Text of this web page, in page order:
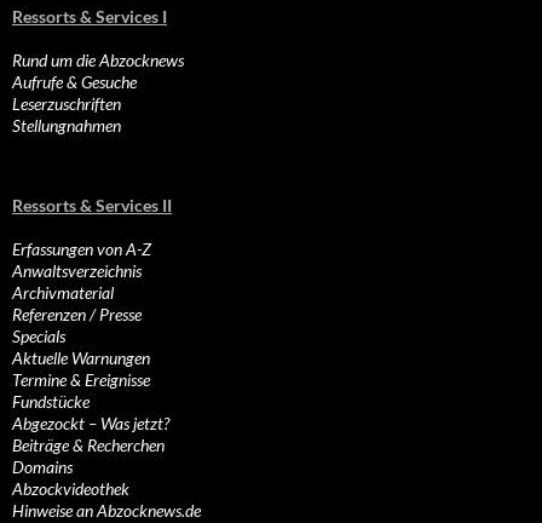
Ressorts & Services I
Rund um die Abzocknews
Aufrufe & Gesuche
Leserzuschriften
Stellungnahmen
Ressorts & Services II
Erfassungen von A-Z
Anwaltsverzeichnis
Archivmaterial
Referenzen / Presse
Specials
Aktuelle Warnungen
Termine & Ereignisse
Fundstücke
Abgezockt – Was jetzt?
Beiträge & Recherchen
Domains
Abzockvideothek
Hinweise an Abzocknews.de